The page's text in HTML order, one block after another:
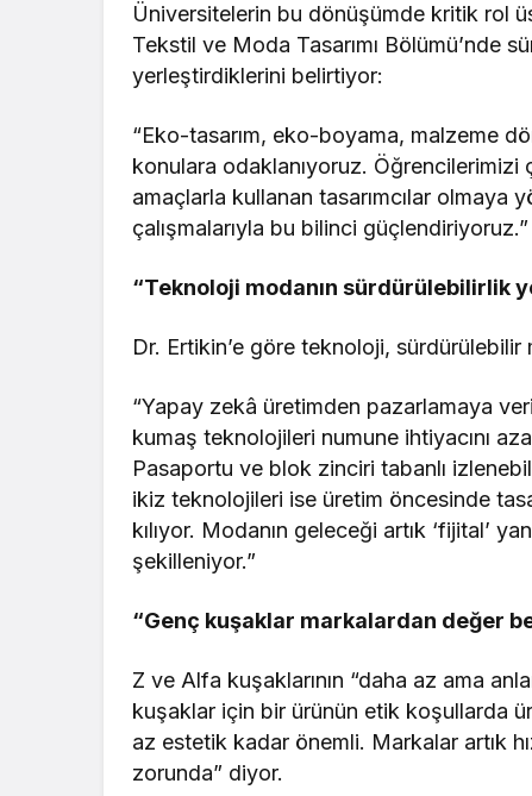
Üniversitelerin bu dönüşümde kritik rol
Tekstil ve Moda Tasarımı Bölümü’nde
yerleştirdiklerini belirtiyor:
“Eko-tasarım, eko-boyama, malzeme
konulara odaklanıyoruz.
amaçlarla kullanan tasarımcılar
çalışmalarıyla bu bilinci güçlendiriyoruz.”
“Teknoloji modanın sürdürülebilirlik
Dr. Ertikin’e göre teknoloji,
“Yapay zekâ üretimden pazarlamaya
kumaş teknolojileri numune ihtiyacını
Pasaportu ve blok zinciri tabanlı
ikiz teknolojileri ise üretim öncesinde
kılıyor. Modanın geleceği artık ‘fijital’
şekilleniyor.”
“Genç kuşaklar markalardan değer
Z ve Alfa kuşaklarının “daha az ama
kuşaklar için bir ürünün etik koşullarda
az estetik kadar önemli. Markalar artık
zorunda” diyor.